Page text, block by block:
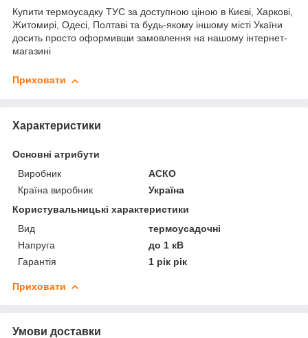
Купити термоусадку ТУС за доступною ціною в Києві, Харкові,
Житомирі, Одесі, Полтаві та будь-якому іншому місті Укаїни
досить просто оформивши замовлення на нашому інтернет-
магазині
Приховати
Характеристики
Основні атрибути
Виробник
АСКО
Країна виробник
Україна
Користувальницькі характеристики
Вид
термоусадочні
Напруга
до 1 кВ
Гарантія
1 рік рік
Приховати
Умови доставки